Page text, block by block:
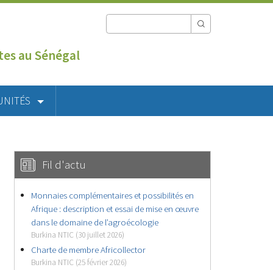
au Sénégal
Fil d'actu
Monnaies complémentaires et possibilités en
Afrique : description et essai de mise en œuvre
dans le domaine de l’agroécologie
Burkina NTIC (30 juillet 2026)
Charte de membre Africollector
Burkina NTIC (25 février 2026)